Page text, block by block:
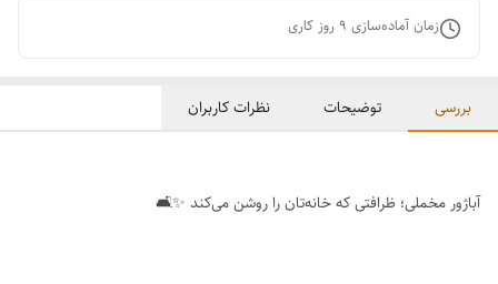
زمان آماده‌سازی 9 روز کاری
بررسی توضیحات نظرات کاربران
آباژور مخملی؛ ظرافتی که خانه‌تان را روشن می‌کند ✨🛋️